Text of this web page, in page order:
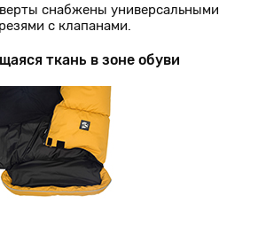
снабжены универсальными
с клапанами.
ткань в зоне обуви